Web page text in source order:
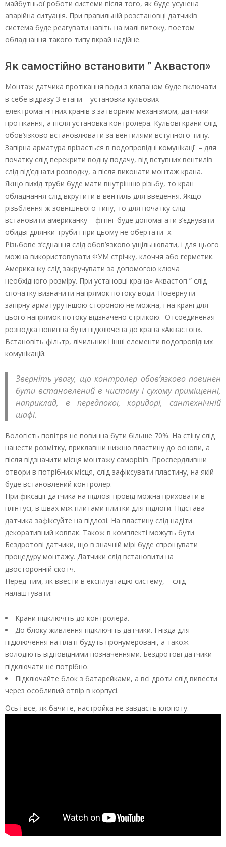
майбутньої роботи системи після того, як буде усунена
аварійна ситуація. При правильній розстановці датчиків
система буде реагувати навіть на малі витоку, поетом
обладнання такого типу вкрай надійне.
Як самостійно встановити ” Аквастоп»
Монтаж датчика протікання води з клапаном буде включати
в себе відразу 3 етапи – установка кульових
електромагнітних кранів з затворним механізмом, датчики
протікання, а після установка контролера. Кульові крани слід
обов’язково встановлювати за вентилями вступного типу.
Запірна арматура врізається в водопровідні комунікації – для
початку слід перекрити водну подачу, від вступних вентилів
слід від’єднати розводку, а після виконати монтаж крана.
Якщо вихід труби буде мати внутрішню різьбу, то кран
обладнання слід вкрутити в вентиль для введення. Якщо
різьблення ж зовнішнього типу, то для початку слід
встановити американку – фітінг буде допомагати з’єднувати
обидві ділянки труби і при цьому не обертати їх.
Різьбове з’єднання слід обов’язково ущільнювати, і для цього
можна використовувати ФУМ стрічку, клоччя або герметик.
Американку слід закручувати за допомогою ключа
необхідного розміру. При установці крана» Аквастоп ” слід
спочатку визначити напрямок потоку води. Повернути
запірну арматуру іншою стороною не можна, і на крані для
цього напрямок потоку відзначено стрілкою. Отсоединеная
розводка повинна бути підключена до крана «Аквастоп».
Встановіть фільтр, лічильник і інші елементи водопровідних
комунікацій.
Зверніть увагу, що контролер обов’язково повинен
бути встановлений в чистому і сухому приміщенні,
наприклад, в передпокої, коридорі, сантехнічній
шафі.
Вологість повітря не повинна бути більше 70%. На стіну слід
нанести розмітку, приклавши нижню пластину до основи, а
після відзначити місця монтажу саморізів. Просвердливши
отвори в потрібних місця, слід зафіксувати пластину, на якій
буде встановлений контролер.
При фіксації датчика на підлозі провід можна приховати в
плінтусі, в швах між плитами плитки для підлоги. Підстава
датчика зафіксуйте на підлозі. На пластину слід надіти
декоративний ковпак. Також в комплекті можуть бути
Бездротові датчики, що в значній мірі буде спрощувати
процедуру монтажу. Датчики слід встановити на
двосторонній скотч.
Перед тим, як ввести в експлуатацію систему, її слід
налаштувати:
Крани підключіть до контролера.
До блоку живлення підключіть датчики. Гнізда для
підключення на платі будуть пронумеровані, а також
володіють відповідними позначеннями. Бездротові датчики
підключати не потрібно.
Підключайте блок з батарейками, а всі дроти слід вивести
через особливий отвір в корпусі.
Ось і все, як бачите, настройка не завдасть клопоту.